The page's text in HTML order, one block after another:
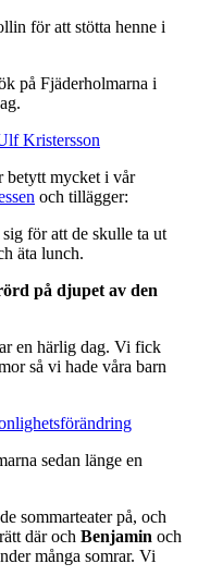
för att stötta henne i
på Fjäderholmarna i
Kristersson
betytt mycket i vår
och tillägger:
för att de skulle ta ut
äta lunch.
på djupet av den
en härlig dag. Vi fick
så vi hade våra barn
sedan länge en
sommarteater på, och
där och Benjamin och
många somrar. Vi